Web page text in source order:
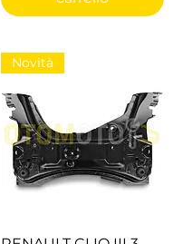
Vista rapida
Novità